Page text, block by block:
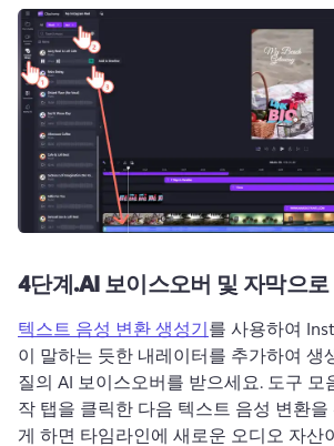
4단계.AI 보이스오버 및 자막으
텍스트 음성 변환 생성기를 사용하여
이 말하는 듯한 내레이터를 추가하여 생
질의 AI 보이스오버를 받으세요. 도구 모
작 탭을 클릭한 다음 텍스트 음성 변환을
게 하면 타임라인에 새로운 오디오 자산